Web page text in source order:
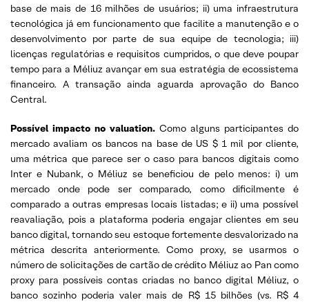
base de mais de 16 milhões de usuários; ii) uma infraestrutura
tecnológica já em funcionamento que facilite a manutenção e o
desenvolvimento por parte de sua equipe de tecnologia; iii)
licenças regulatórias e requisitos cumpridos, o que deve poupar
tempo para a Méliuz avançar em sua estratégia de ecossistema
financeiro. A transação ainda aguarda aprovação do Banco
Central.
Possível impacto no valuation. Como alguns participantes do
mercado avaliam os bancos na base de US $ 1 mil por cliente,
uma métrica que parece ser o caso para bancos digitais como
Inter e Nubank, o Méliuz se beneficiou de pelo menos: i) um
mercado onde pode ser comparado, como dificilmente é
comparado a outras empresas locais listadas; e ii) uma possível
reavaliação, pois a plataforma poderia engajar clientes em seu
banco digital, tornando seu estoque fortemente desvalorizado na
métrica descrita anteriormente. Como proxy, se usarmos o
número de solicitações de cartão de crédito Méliuz ao Pan como
proxy para possíveis contas criadas no banco digital Méliuz, o
banco sozinho poderia valer mais de R$ 15 bilhões (vs. R$ 4